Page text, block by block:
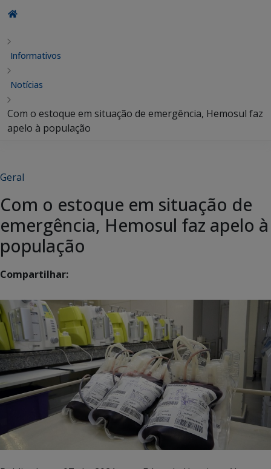
Informativos
Notícias
Com o estoque em situação de emergência, Hemosul faz
apelo à população
Geral
Com o estoque em situação de
emergência, Hemosul faz apelo à
população
Compartilhar: